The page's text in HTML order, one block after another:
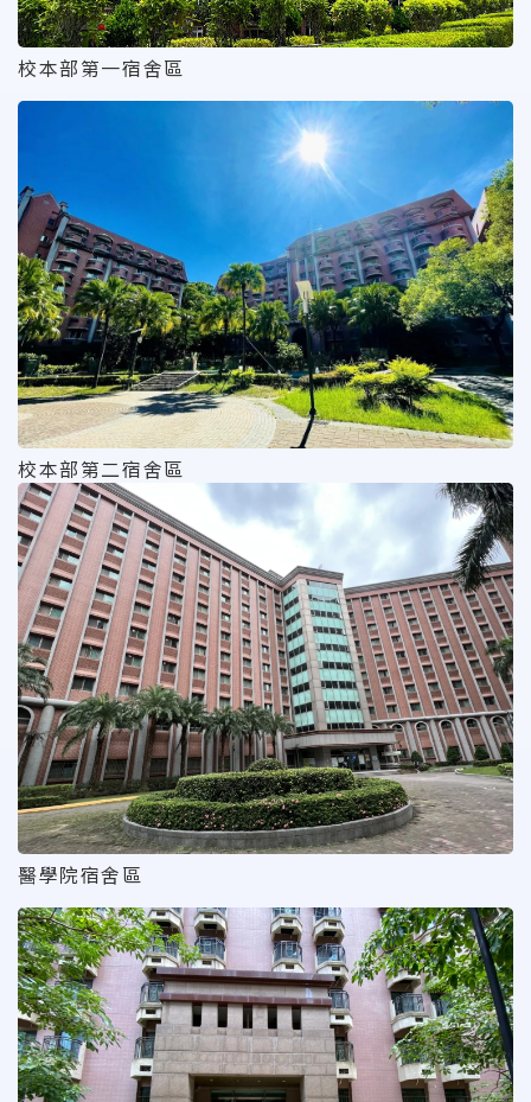
校本部第一宿舍區
校本部第二宿舍區
醫學院宿舍區